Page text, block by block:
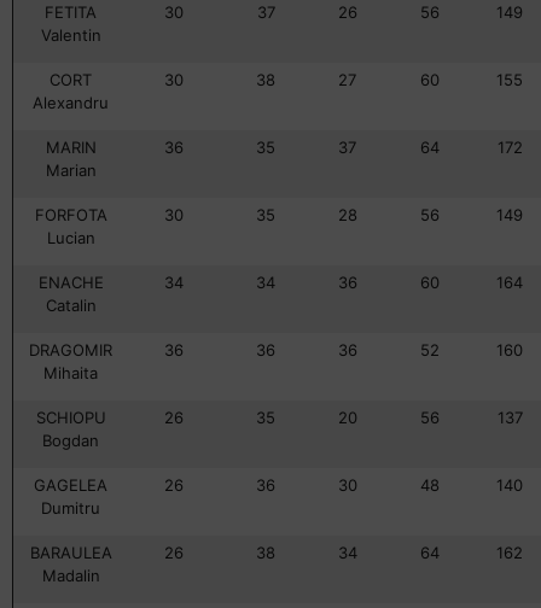
FETITA
Valentin
30 37 26 56 149
CORT
Alexandru
30 38 27 60 155
MARIN
Marian
36 35 37 64 172
FORFOTA
Lucian
30 35 28 56 149
ENACHE
Catalin
34 34 36 60 164
DRAGOMIR
Mihaita
36 36 36 52 160
SCHIOPU
Bogdan
26 35 20 56 137
GAGELEA
Dumitru
26 36 30 48 140
BARAULEA
Madalin
26 38 34 64 162